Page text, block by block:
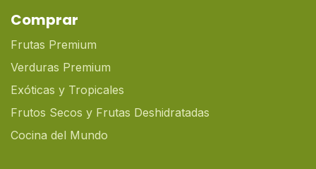
Comprar
Frutas Premium
Verduras Premium
Exóticas y Tropicales
Frutos Secos y Frutas Deshidratadas
Cocina del Mundo